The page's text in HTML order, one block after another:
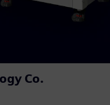
Co.